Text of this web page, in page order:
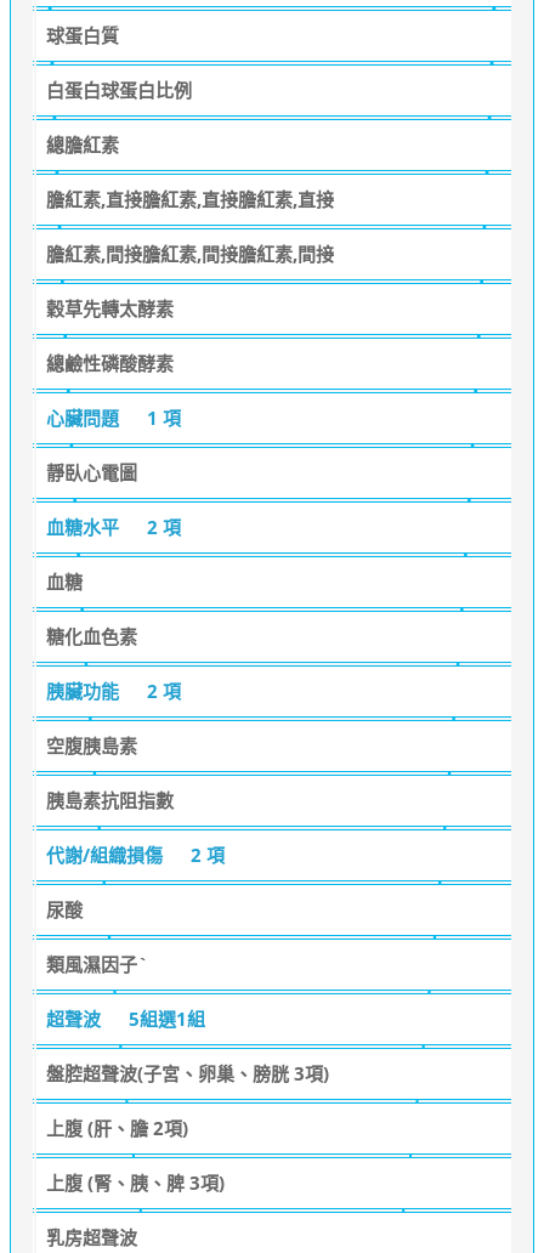
球蛋白質
白蛋白球蛋白比例
總膽紅素
膽紅素,直接膽紅素,直接膽紅素,直接
膽紅素,間接膽紅素,間接膽紅素,間接
穀草先轉太酵素
總鹼性磷酸酵素
心臟問題 1 項
靜臥心電圖
血糖水平 2 項
血糖
糖化血色素
胰臟功能 2 項
空腹胰島素
胰島素抗阻指數
代謝/組織損傷 2 項
尿酸
類風濕因子`
超聲波 5組選1組
盤腔超聲波(子宮、卵巢、膀胱 3項)
上腹 (肝、膽 2項)
上腹 (腎、胰、脾 3項)
乳房超聲波